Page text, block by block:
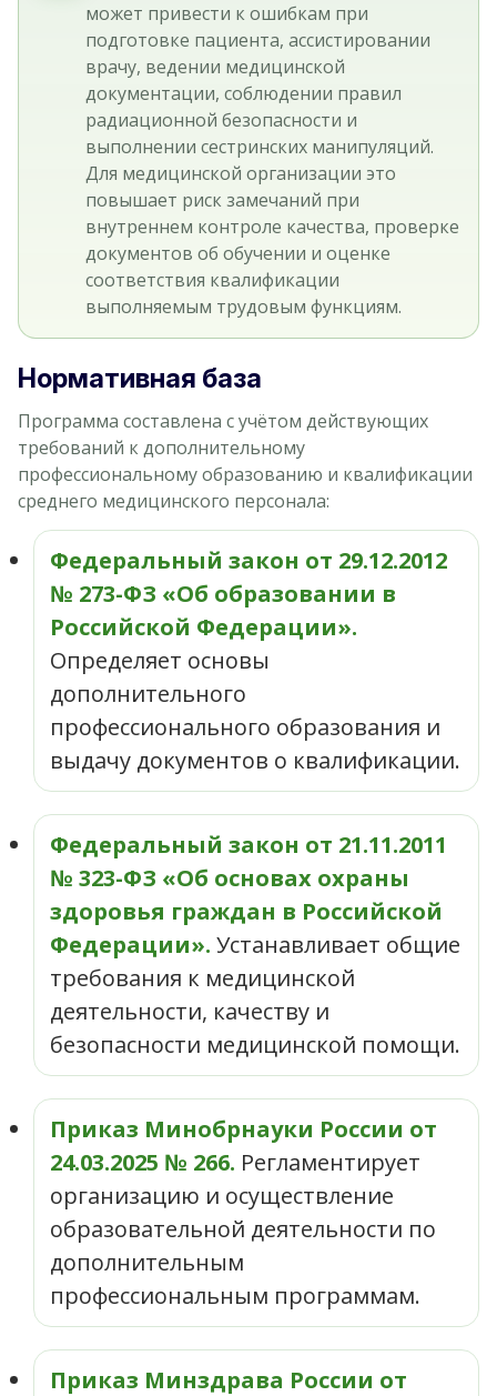
может привести к ошибкам при
подготовке пациента, ассистировании
врачу, ведении медицинской
документации, соблюдении правил
радиационной безопасности и
выполнении сестринских манипуляций.
Для медицинской организации это
повышает риск замечаний при
внутреннем контроле качества, проверке
документов об обучении и оценке
соответствия квалификации
выполняемым трудовым функциям.
Нормативная база
Программа составлена с учётом действующих
требований к дополнительному
профессиональному образованию и квалификации
среднего медицинского персонала:
Федеральный закон от 29.12.2012
№ 273-ФЗ «Об образовании в
Российской Федерации».
Определяет основы
дополнительного
профессионального образования и
выдачу документов о квалификации.
Федеральный закон от 21.11.2011
№ 323-ФЗ «Об основах охраны
здоровья граждан в Российской
Федерации». Устанавливает общие
требования к медицинской
деятельности, качеству и
безопасности медицинской помощи.
Приказ Минобрнауки России от
24.03.2025 № 266. Регламентирует
организацию и осуществление
образовательной деятельности по
дополнительным
профессиональным программам.
Приказ Минздрава России от